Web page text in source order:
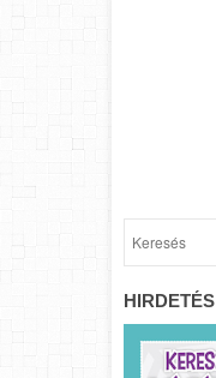
HIRDETÉS